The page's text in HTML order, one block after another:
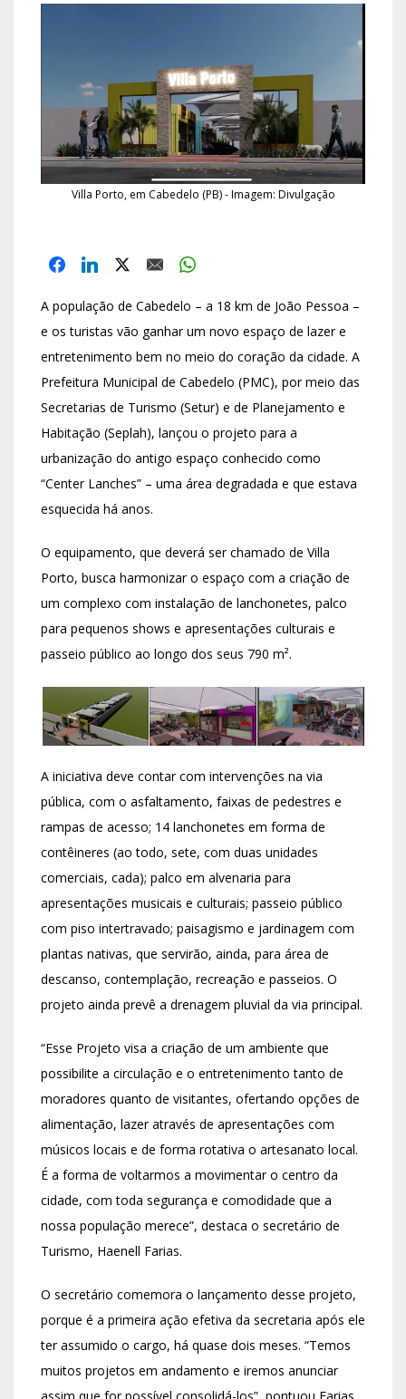
Villa Porto, em Cabedelo (PB) - Imagem: Divulgação
A população de Cabedelo – a 18 km de João Pessoa –
e os turistas vão ganhar um novo espaço de lazer e
entretenimento bem no meio do coração da cidade. A
Prefeitura Municipal de Cabedelo (PMC), por meio das
Secretarias de Turismo (Setur) e de Planejamento e
Habitação (Seplah), lançou o projeto para a
urbanização do antigo espaço conhecido como
“Center Lanches” – uma área degradada e que estava
esquecida há anos.
O equipamento, que deverá ser chamado de Villa
Porto, busca harmonizar o espaço com a criação de
um complexo com instalação de lanchonetes, palco
para pequenos shows e apresentações culturais e
passeio público ao longo dos seus 790 m².
A iniciativa deve contar com intervenções na via
pública, com o asfaltamento, faixas de pedestres e
rampas de acesso; 14 lanchonetes em forma de
contêineres (ao todo, sete, com duas unidades
comerciais, cada); palco em alvenaria para
apresentações musicais e culturais; passeio público
com piso intertravado; paisagismo e jardinagem com
plantas nativas, que servirão, ainda, para área de
descanso, contemplação, recreação e passeios. O
projeto ainda prevê a drenagem pluvial da via principal.
“Esse Projeto visa a criação de um ambiente que
possibilite a circulação e o entretenimento tanto de
moradores quanto de visitantes, ofertando opções de
alimentação, lazer através de apresentações com
músicos locais e de forma rotativa o artesanato local.
É a forma de voltarmos a movimentar o centro da
cidade, com toda segurança e comodidade que a
nossa população merece”, destaca o secretário de
Turismo, Haenell Farias.
O secretário comemora o lançamento desse projeto,
porque é a primeira ação efetiva da secretaria após ele
ter assumido o cargo, há quase dois meses. “Temos
muitos projetos em andamento e iremos anunciar